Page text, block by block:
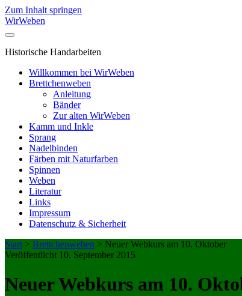
Zum Inhalt springen
WirWeben
Historische Handarbeiten
Willkommen bei WirWeben
Brettchenweben
Anleitung
Bänder
Zur alten WirWeben
Kamm und Inkle
Sprang
Nadelbinden
Färben mit Naturfarben
Spinnen
Weben
Literatur
Links
Impressum
Datenschutz & Sicherheit
Start > Brettchenweben > Neuer Webkurs am 10. Oktober
Veröffentlicht 10. September 2015
Neuer Webkurs am 10.